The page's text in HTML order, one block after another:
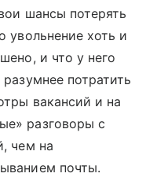
шансы потерять
увольнение хоть и
и что у него
потратить
вакансий и на
разговоры с
чем на
почты.